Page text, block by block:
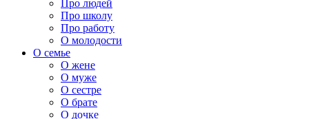
Про людей
Про школу
Про работу
О молодости
О семье
О жене
О муже
О сестре
О брате
О дочке